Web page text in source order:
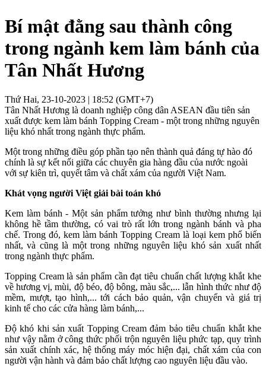
Bí mật đằng sau thành công
trong ngành kem làm bánh của
Tân Nhất Hương
Thứ Hai, 23-10-2023 | 18:52 (GMT+7)
Tân Nhất Hương là doanh nghiệp công dân ASEAN đầu tiên sản
xuất được kem làm bánh Topping Cream - một trong những nguyên
liệu khó nhất trong ngành thực phẩm.
Một trong những điều góp phần tạo nên thành quả đáng tự hào đó
chính là sự kết nối giữa các chuyên gia hàng đầu của nước ngoài
với sự kiên trì, quyết tâm và chất xám của người Việt Nam.
Khát vọng người Việt giải bài toán khó
Kem làm bánh - Một sản phẩm tưởng như bình thường nhưng lại
không hề tầm thường, có vai trò rất lớn trong ngành bánh và pha
chế. Trong đó, kem làm bánh Topping Cream là loại kem phổ biến
nhất, và cũng là một trong những nguyên liệu khó sản xuất nhất
trong ngành thực phẩm.
Topping Cream là sản phẩm cần đạt tiêu chuẩn chất lượng khắt khe
về hương vị, mùi, độ béo, độ bông, màu sắc,... lẫn hình thức như độ
mềm, mượt, tạo hình,... tới cách bảo quản, vận chuyển và giá trị
kinh tế cho các cửa hàng làm bánh,...
Độ khó khi sản xuất Topping Cream đảm bảo tiêu chuẩn khắt khe
như vậy nằm ở công thức phối trộn nguyên liệu phức tạp, quy trình
sản xuất chính xác, hệ thống máy móc hiện đại, chất xám của con
người vận hành và đảm bảo chất lượng cao nguyên liệu đầu vào.